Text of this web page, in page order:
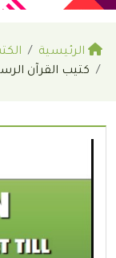
الرئيسية
كتيب القرآن